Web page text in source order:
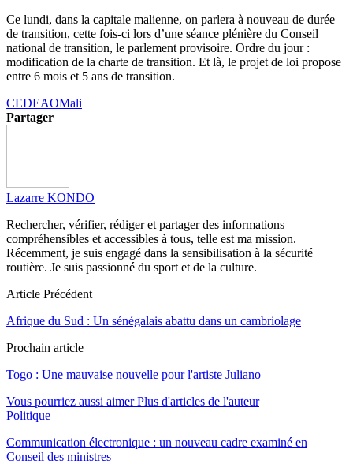
Ce lundi, dans la capitale malienne, on parlera à nouveau de durée
de transition, cette fois-ci lors d’une séance plénière du Conseil
national de transition, le parlement provisoire. Ordre du jour :
modification de la charte de transition. Et là, le projet de loi propose
entre 6 mois et 5 ans de transition.
CEDEAOMali
Partager
Lazarre KONDO
Rechercher, vérifier, rédiger et partager des informations
compréhensibles et accessibles à tous, telle est ma mission.
Récemment, je suis engagé dans la sensibilisation à la sécurité
routière. Je suis passionné du sport et de la culture.
Article Précédent
Afrique du Sud : Un sénégalais abattu dans un cambriolage
Prochain article
Togo : Une mauvaise nouvelle pour l'artiste Juliano
Vous pourriez aussi aimer Plus d'articles de l'auteur
Politique
Communication électronique : un nouveau cadre examiné en
Conseil des ministres